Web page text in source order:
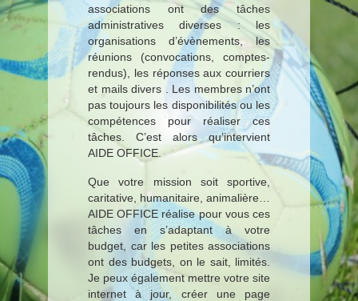
associations ont des tâches
administratives diverses : les
organisations d’évènements, les
réunions (convocations, comptes-
rendus), les réponses aux courriers
et mails divers . Les membres n’ont
pas toujours les disponibilités ou les
compétences pour réaliser ces
tâches. C’est alors qu’intervient
AIDE OFFICE.
Que votre mission soit sportive,
caritative, humanitaire, animalière…
AIDE OFFICE réalise pour vous ces
tâches en s’adaptant à votre
budget, car les petites associations
ont des budgets, on le sait, limités.
Je peux également mettre votre site
internet à jour, créer une page